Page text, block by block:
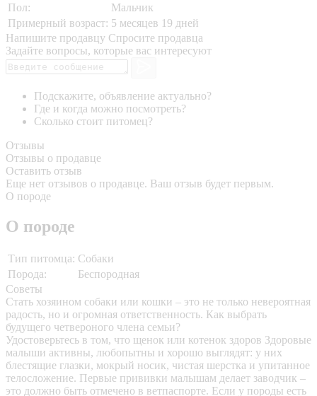
Пол:
Мальчик
Примерный возраст: 5 месяцев 19 дней
Напишите продавцу Спросите продавца
Задайте вопросы, которые вас интересуют
Подскажите, объявление актуально?
Где и когда можно посмотреть?
Сколько стоит питомец?
Отзывы
Отзывы о продавце
Оставить отзыв
Еще нет отзывов о продавце. Ваш отзыв будет первым.
О породе
О породе
Тип питомца: Собаки
Порода:
Беспородная
Советы
Стать хозяином собаки или кошки – это не только невероятная
радость, но и огромная ответственность. Как выбрать
будущего четвероного члена семьи?
Удостоверьтесь в том, что щенок или котенок здоров Здоровые
малыши активны, любопытны и хорошо выглядят: у них
блестящие глазки, мокрый носик, чистая шерстка и упитанное
телосложение. Первые прививки малышам делает заводчик –
это должно быть отмечено в ветпаспорте. Если у породы есть